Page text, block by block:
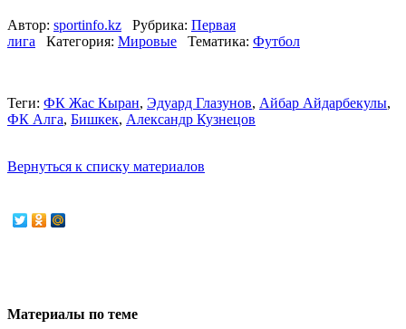
Автор: sportinfo.kz Рубрика: Первая
лига
Категория: Мировые Тематика: Футбол
Теги: ФК Жас Кыран, Эдуард Глазунов, Айбар Айдарбекулы,
ФК Алга, Бишкек, Александр Кузнецов
Вернуться к списку материалов
Материалы по теме